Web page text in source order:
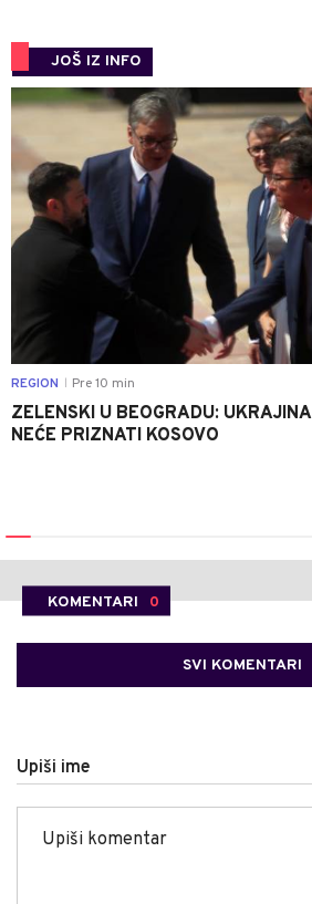
JOŠ IZ INFO
REGION Pre 10 min
ZELENSKI U BEOGRADU: UKRAJINA
NEĆE PRIZNATI KOSOVO
KOMENTARI 0
SVI KOMENTARI
Upiši ime